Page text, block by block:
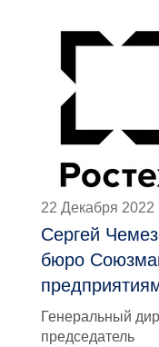
22 Декабря 2022
Сергей
бюро
Генеральный